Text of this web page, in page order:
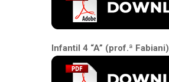
Infantil 4 “A” (prof.ª Fabiani)